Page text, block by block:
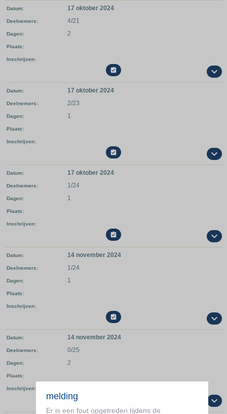
Datum 17 oktober 2024
Deelnemers 4/21
Dagen 2
Plaats
Inschrijven

Datum 17 oktober 2024
Deelnemers 2/23
Dagen 1
Plaats
Inschrijven

Datum 17 oktober 2024
Deelnemers 1/24
Dagen 1
Plaats
Inschrijven

Datum 14 november 2024
Deelnemers 1/24
Dagen 1
Plaats
Inschrijven

Datum 14 november 2024
Deelnemers 0/25
Dagen 2
Plaats
Inschrijven
melding
Er is een fout opgetreden tijdens de